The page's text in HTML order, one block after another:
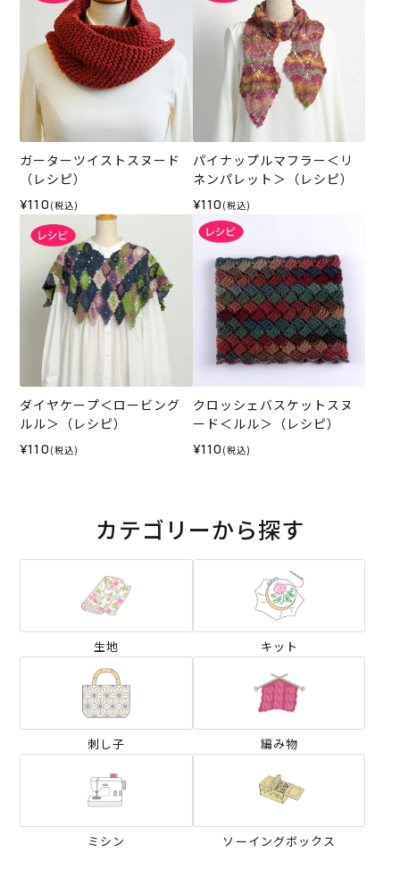
ガーターツイストスヌード
（レシピ）
¥110 (税込)
パイナップルマフラー＜リ
ネンパレット＞（レシピ）
¥110 (税込)
ダイヤケープ＜ロービング
ルル＞（レシピ）
¥110 (税込)
クロッシェバスケットスヌ
ード＜ルル＞（レシピ）
¥110 (税込)
カテゴリーから探す
生地 キット
刺し子 編み物
ミシン ソーイングボックス